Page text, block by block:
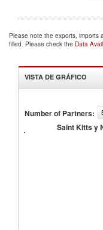
Please note the exports,
filled. Please check the Data
VISTA DE GRÁFICO
Number of Partners:
Saint Kitts y
Kitts y
2017